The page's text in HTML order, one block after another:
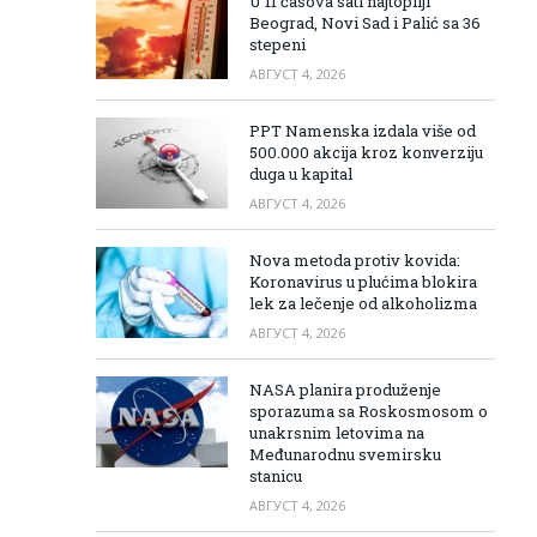
Beograd, Novi Sad i Palić sa 36
stepeni
АВГУСТ 4, 2026
PPT Namenska izdala više od
500.000 akcija kroz konverziju
duga u kapital
АВГУСТ 4, 2026
Nova metoda protiv kovida:
Koronavirus u plućima blokira
lek za lečenje od alkoholizma
АВГУСТ 4, 2026
NASA planira produženje
sporazuma sa Roskosmosom o
unakrsnim letovima na
Međunarodnu svemirsku
stanicu
АВГУСТ 4, 2026